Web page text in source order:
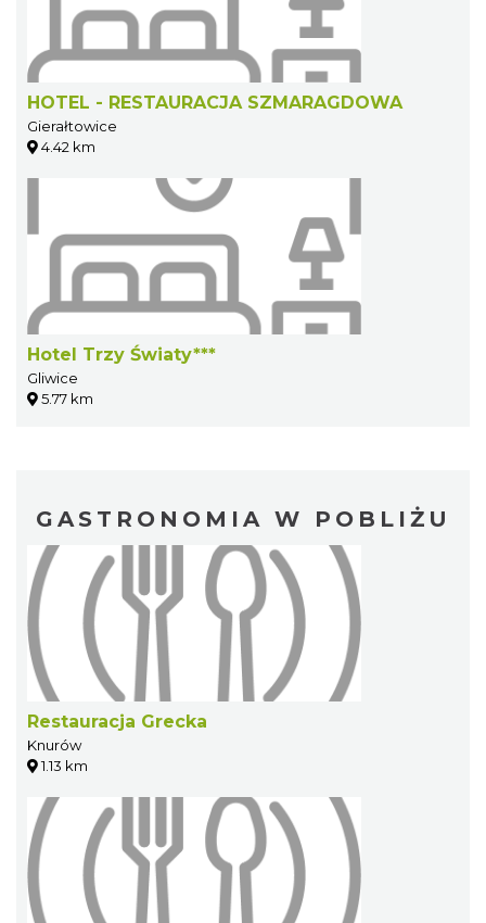
HOTEL - RESTAURACJA SZMARAGDOWA
Gierałtowice
4.42 km
Hotel Trzy Światy***
Gliwice
5.77 km
GASTRONOMIA W POBLIŻU
Restauracja Grecka
Knurów
1.13 km